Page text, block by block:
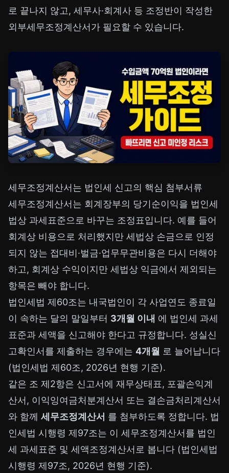
로 끝나지 않고, 세무사·회계사 등 조정반이 작성한
외부세무조정계산서가 필요할 수 있습니다.
세무조정계산서는 법인세 신고의 핵심 첨부서류
세무조정계산서는 회계장부의 당기순이익을 법인세
법상 과세표준으로 바꾸는 조정표입니다. 예를 들어
회계상 비용으로 처리했지만 세법상 손금으로 인정
되지 않는 접대비·벌금·업무무관비용은 다시 더해야
하고, 회계상 수익이지만 세법상 익금에서 제외되는
항목은 빼야 합니다.
법인세법 제60조는 내국법인이 각 사업연도 종료일
이 속하는 달의 말일부터 3개월 이내 에 법인세 과세
표준과 세액을 신고해야 한다고 규정합니다. 성실신
고확인서를 제출하는 경우에는 4개월 로 늘어납니다
(법인세법 제60조, 2026년 현행 기준).
같은 조 제2항은 신고서에 재무상태표, 포괄손익계
산서, 이익잉여금처분계산서 또는 결손금처리계산서
와 함께 세무조정계산서 를 첨부하도록 정합니다. 법
인세법 시행령 제97조는 이 세무조정계산서를 법인
세 과세표준 및 세액조정계산서로 봅니다 (법인세법
시행령 제97조, 2026년 현행 기준).